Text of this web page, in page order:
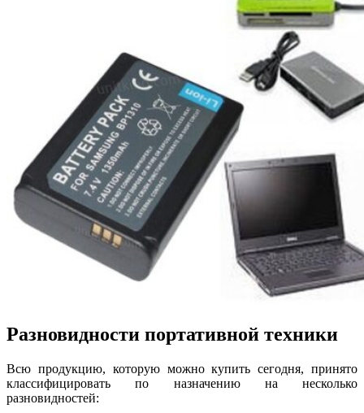
Разновидности портативной техники
Всю продукцию, которую можно купить сегодня, принято
классифицировать по назначению на несколько
разновидностей: